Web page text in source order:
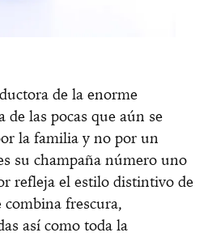
de la enorme
las pocas que aún se
la familia y no por un
su champaña número uno
refleja el estilo distintivo de
frescura,
así como toda la